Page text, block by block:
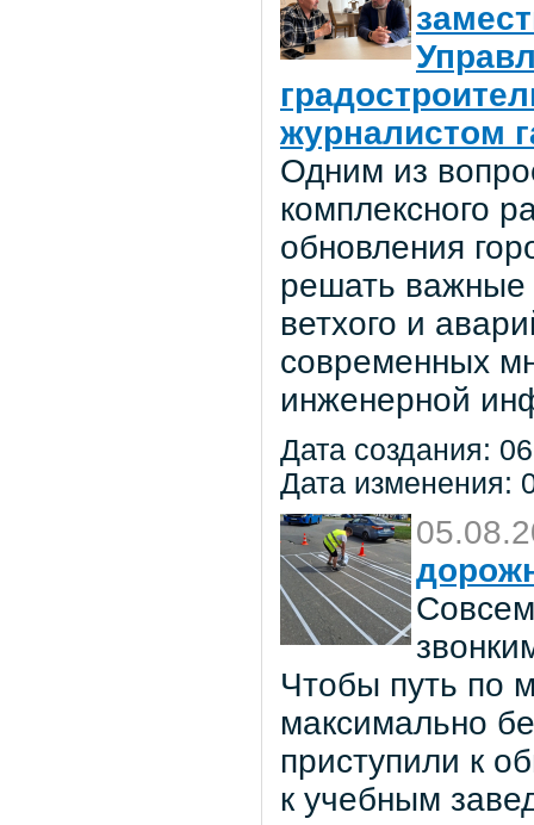
журналистом
Одним из
комплексного
обновления
решать важные
ветхого и
современных
инженерной
Дата создания:
Дата изменения:
Чтобы путь по
максимально
приступили к
к учебным